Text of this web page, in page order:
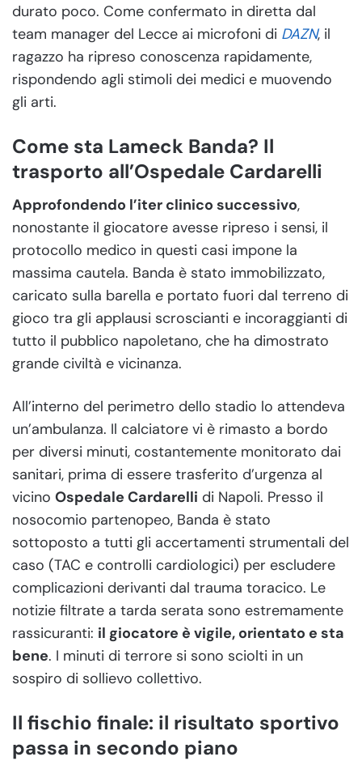
durato poco. Come confermato in diretta dal
team manager del Lecce ai microfoni di DAZN, il
ragazzo ha ripreso conoscenza rapidamente,
rispondendo agli stimoli dei medici e muovendo
gli arti.
Come sta Lameck Banda? Il
trasporto all’Ospedale Cardarelli
Approfondendo l’iter clinico successivo,
nonostante il giocatore avesse ripreso i sensi, il
protocollo medico in questi casi impone la
massima cautela. Banda è stato immobilizzato,
caricato sulla barella e portato fuori dal terreno di
gioco tra gli applausi scroscianti e incoraggianti di
tutto il pubblico napoletano, che ha dimostrato
grande civiltà e vicinanza.
All’interno del perimetro dello stadio lo attendeva
un’ambulanza. Il calciatore vi è rimasto a bordo
per diversi minuti, costantemente monitorato dai
sanitari, prima di essere trasferito d’urgenza al
vicino Ospedale Cardarelli di Napoli. Presso il
nosocomio partenopeo, Banda è stato
sottoposto a tutti gli accertamenti strumentali del
caso (TAC e controlli cardiologici) per escludere
complicazioni derivanti dal trauma toracico. Le
notizie filtrate a tarda serata sono estremamente
rassicuranti: il giocatore è vigile, orientato e sta
bene. I minuti di terrore si sono sciolti in un
sospiro di sollievo collettivo.
Il fischio finale: il risultato sportivo
passa in secondo piano